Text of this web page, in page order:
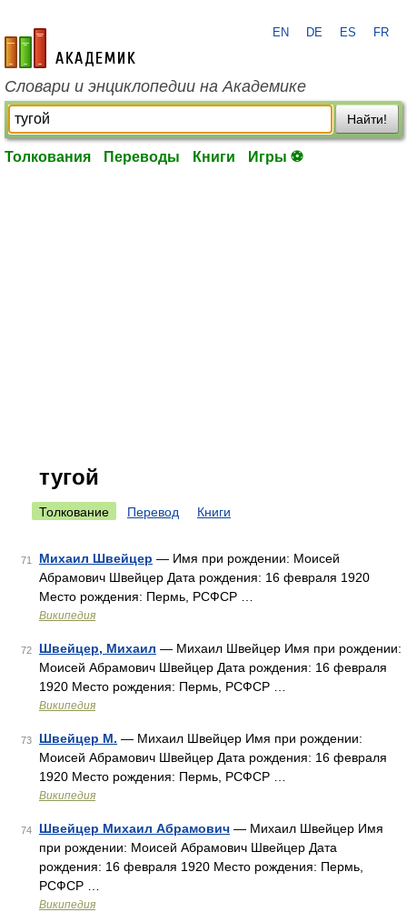
academic.ru
EN DE ES FR
Словари и энциклопедии на Академике
Найти!
Толкования Переводы Книги Игры ⚽
тугой
Толкование Перевод Книги
71 Михаил Швейцер — Имя при рождении: Моисей
Абрамович Швейцер Дата рождения: 16 февраля 1920
Место рождения: Пермь, РСФСР …
Википедия
72 Швейцер, Михаил — Михаил Швейцер Имя при рождении:
Моисей Абрамович Швейцер Дата рождения: 16 февраля
1920 Место рождения: Пермь, РСФСР …
Википедия
73 Швейцер М. — Михаил Швейцер Имя при рождении:
Моисей Абрамович Швейцер Дата рождения: 16 февраля
1920 Место рождения: Пермь, РСФСР …
Википедия
74 Швейцер Михаил Абрамович — Михаил Швейцер Имя
при рождении: Моисей Абрамович Швейцер Дата
рождения: 16 февраля 1920 Место рождения: Пермь,
РСФСР …
Википедия